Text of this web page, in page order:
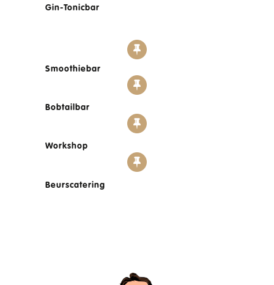
Gin-Tonicbar
Smoothiebar
Bobtailbar
Workshop
Beurscatering